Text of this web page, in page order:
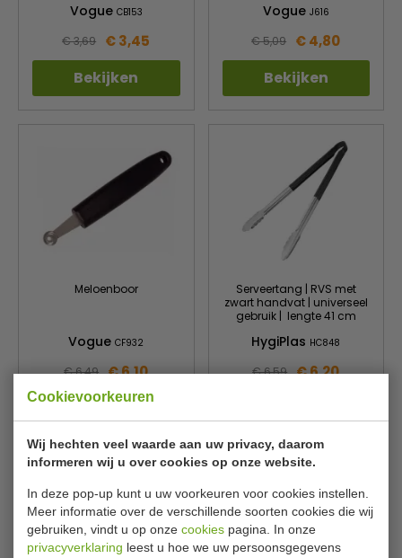
Cookievoorkeuren
Wij hechten veel waarde aan uw privacy, daarom
informeren wij u over cookies op onze website.
In deze pop-up kunt u uw voorkeuren voor cookies instellen.
Meer informatie over de verschillende soorten cookies die wij
gebruiken, vindt u op onze cookies pagina. In onze
privacyverklaring leest u hoe we uw persoonsgegevens
Vogue CB153
€ 3,69 € 3,45
Bekijken
Vogue J616
€ 5,09 € 4,80
Bekijken
Meloenboor
VogueCF932
€ 6,49 € 6,10
Bekijken
Serveertang | RVS met
zwart handvat | universeel
gebruik | lengte 41 cm
HygiPlas HC848
€ 6,59 € 6,20